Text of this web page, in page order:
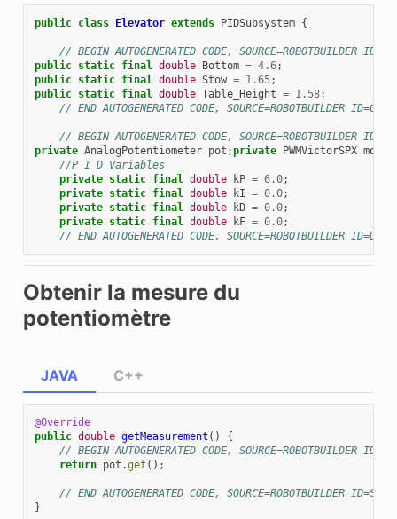
public class Elevator extends PIDSubsystem {
// BEGIN AUTOGENERATED CODE, SOURCE=ROBOTBUILDER
public static final double Bottom = 4.6;
public static final double Stow = 1.65;
public static final double Table_Height = 1.58;
// END AUTOGENERATED CODE, SOURCE=ROBOTBUILDER
// BEGIN AUTOGENERATED CODE, SOURCE=ROBOTBUILDER
private AnalogPotentiometer pot ;private PWMVictorSPX motor
//P I D Variables
private static final double kP = 6.0;
private static final double kI = 0.0;
private static final double kD = 0.0;
private static final double kF = 0.0;
// END AUTOGENERATED CODE, SOURCE=ROBOTBUILDER
Obtenir la mesure du
potentiomètre
JAVA
@Override
public double getMeasurement ()
{
// BEGIN AUTOGENERATED CODE, SOURCE=ROBOTBUILDER
return pot .get ();
// END AUTOGENERATED CODE, SOURCE=ROBOTBUILDER
}
C++